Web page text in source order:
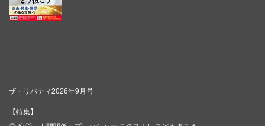
ザ・リバティ2026年9月号
【特集】